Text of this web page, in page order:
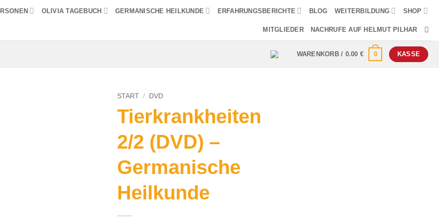
OLIVIA TAGEBUCH GERMANISCHE HEILKUNDE ERFAHRUNGSBERICHTE BLOG WEITERBILDUNG SHOP
MITGLIEDER NACHRUFE AUF HELMUT PILHAR
WARENKORB / 0.00 € 0 KASSE
START / DVD
Tierkrankheiten
2/2 (DVD) –
Germanische
Heilkunde